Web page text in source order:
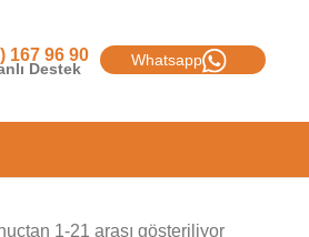
167 96 90
Destek Whatsapp
1-21 arası gösteriliyor